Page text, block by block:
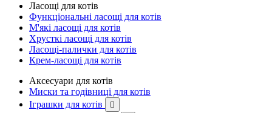
Ласощі для котів
Функціональні ласощі для котів
М'які ласощі для котів
Хрусткі ласощі для котів
Ласощі-палички для котів
Крем-ласощі для котів
Аксесуари для котів
Миски та годівниці для котів
Іграшки для котів
